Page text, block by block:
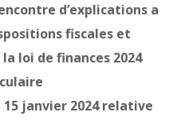
d’explications a
fiscales et
loi de finances 2024
15 janvier 2024 relative